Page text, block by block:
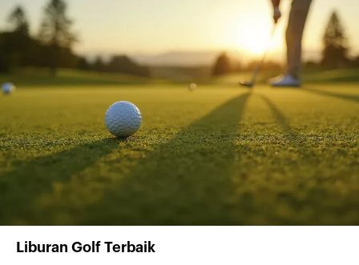
Liburan Golf Terbaik